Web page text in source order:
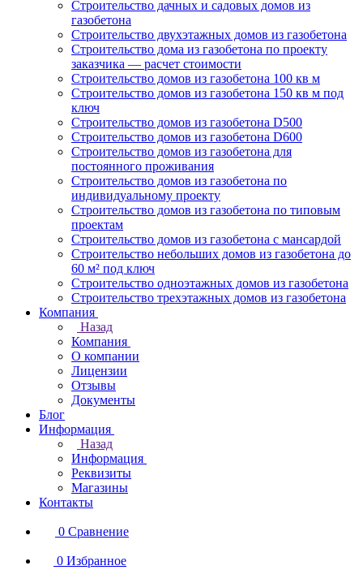
Строительство дачных и садовых домов из
газобетона
Строительство двухэтажных домов из газобетона
Строительство дома из газобетона по проекту
заказчика — расчет стоимости
Строительство домов из газобетона 100 кв м
Строительство домов из газобетона 150 кв м под
ключ
Строительство домов из газобетона D500
Строительство домов из газобетона D600
Строительство домов из газобетона для
постоянного проживания
Строительство домов из газобетона по
индивидуальному проекту
Строительство домов из газобетона по типовым
проектам
Строительство домов из газобетона с мансардой
Строительство небольших домов из газобетона до
60 м² под ключ
Строительство одноэтажных домов из газобетона
Строительство трехэтажных домов из газобетона
Компания
Назад
Компания
О компании
Лицензии
Отзывы
Документы
Блог
Информация
Назад
Информация
Реквизиты
Магазины
Контакты
0 Сравнение
0 Избранное